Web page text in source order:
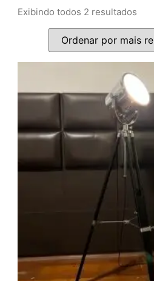
Exibindo todos 2 resultados